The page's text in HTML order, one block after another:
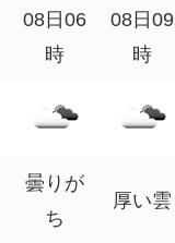
08日06
時
08日09
時
曇りが
ち
厚い雲